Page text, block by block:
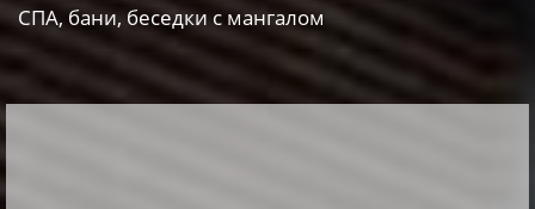
СПА, бани, беседки с мангалом